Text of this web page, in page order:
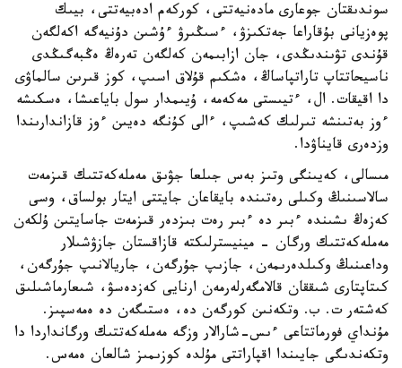
سوندىقتان جوعارى مادەنيەتتى، كوركەم ادەبيەتتى، بيىك
پوەزيانى بۇقاراعا جەتكىزۋ، ءسىڭىرۋ ءۇشىن دۇنيەگە اكەلگەن
قۇندى تۋىندىڭدى، جان ازابىمەن كەلگەن تەرەڭ ەڭبەگىڭدى
ناسيحاتتاپ تاراتپاساڭ، ەشكىم قۇلاق اسىپ، كوز قىرىن سالماۋى
دا اقيقات. ال، ءتيىستى مەكەمە، ۇيىمدار سول باياعىشا، ەسكىشە
ءوز بەتىنشە تىرلىك كەشىپ، ءالى كۇنگە دەيىن ءوز قازاندارىندا
وزدەرى قايناۋدا.
مىسالى، كەيىنگى وتىز بەس جىلعا جۋىق مەملەكەتتىك قىزمەت
سالاسىنىڭ وكىلى رەتىندە بايقاعان جايتتى ايتار بولساق، وسى
كەزەڭ ىشىندە ءبىر دە ءبىر رەت بىزدەر قىزمەت جاسايتىن ۇلكەن
مەملەكەتتىك ورگان - مينيسترلىكتە قازاقستان جازۋشىلار
وداعىنىڭ وكىلدەرىمەن، جازىپ جۇرگەن، جاريالانىپ جۇرگەن،
كىتاپتارى شىققان قالامگەرلەرمەن ارنايى كەزدەسۋ، شىعارماشىلىق
كەشتەر ت. ب. وتكەنىن كورگەن دە، ەستىگەن دە ەمەسپىز.
مۇنداي فورماتتاعى ءىس-شارالار وزگە مەملەكەتتىك ورگانداردا دا
وتكەندىگى جايىندا اقپاراتتى مۇلدە كوزىمىز شالعان ەمەس.